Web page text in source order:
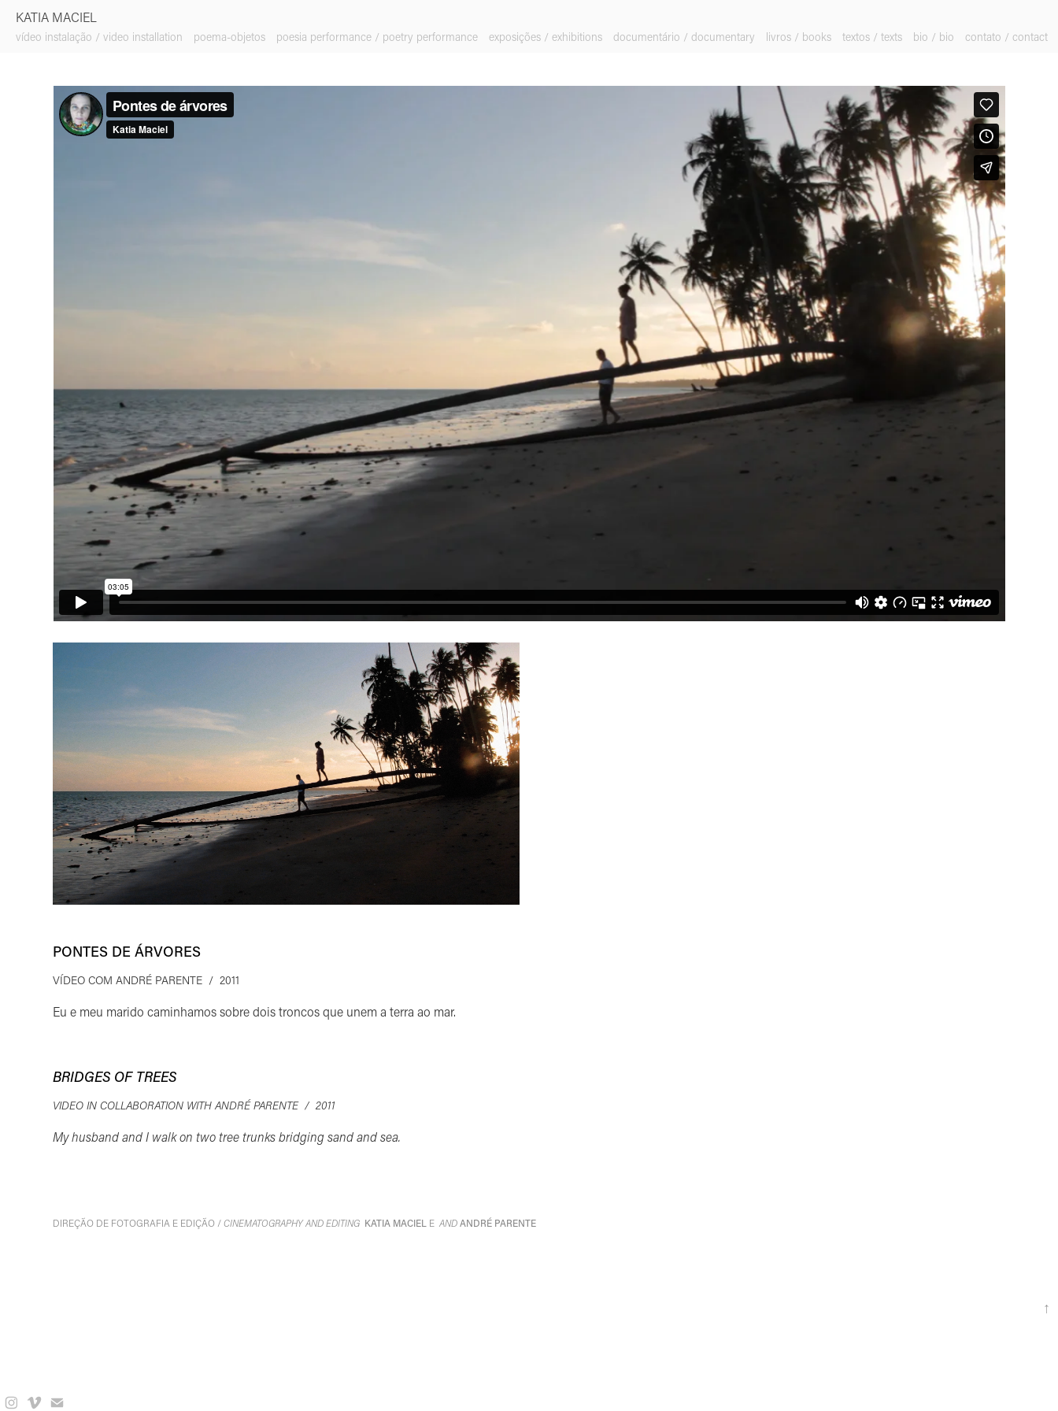
KATIA MACIEL
vídeo instalação / video installation poema-objetos poesia performance / poetry performance exposições / exhibitions documentário / documentary livros / books textos / texts bio / bio contato / contact
PONTES DE ÁRVORES
VÍDEO COM ANDRÉ PARENTE / 2011
Eu e meu marido caminhamos sobre dois troncos que unem a terra ao mar.
BRIDGES OF TREES
VIDEO IN COLLABORATION WITH ANDRÉ PARENTE / 2011
My husband and I walk on two tree trunks bridging sand and sea.
DIREÇÃO DE FOTOGRAFIA E EDIÇÃO /CINEMATOGRAPHY AND EDITING KATIA MACIEL EANDANDRÉ PARENTE
↑